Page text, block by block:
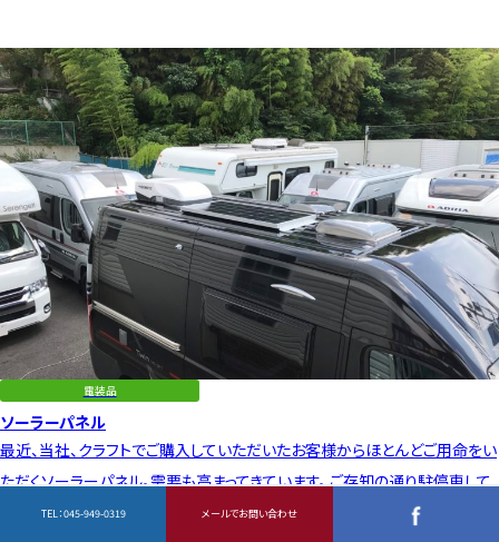
電装品
ソーラーパネル
最近、当社、クラフトでご購入していただいたお客様からほとんどご用命をい
ただくソーラーパネル。需要も高まってきています。 ご存知の通り駐停車して
いるだけでも、太陽光でサ…
TEL：045-949-0319 メールでお問い合わせ